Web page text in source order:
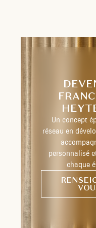
Un concept
réseau en
personnalisé
chaque